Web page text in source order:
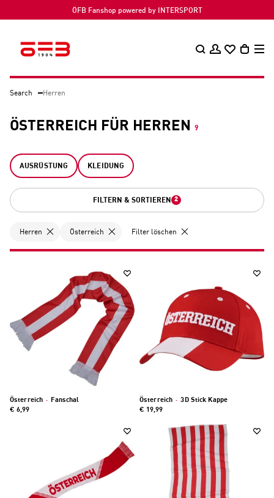
ÖFB Fanshop powered by INTERSPORT
Search Herren
ÖSTERREICH FÜR HERREN 9
AUSRÜSTUNG KLEIDUNG
FILTERN & SORTIEREN 2
Herren Österreich Filter löschen
Österreich · Fanschal
€ 6,99
Österreich · 3D Stick Kappe
€ 19,99